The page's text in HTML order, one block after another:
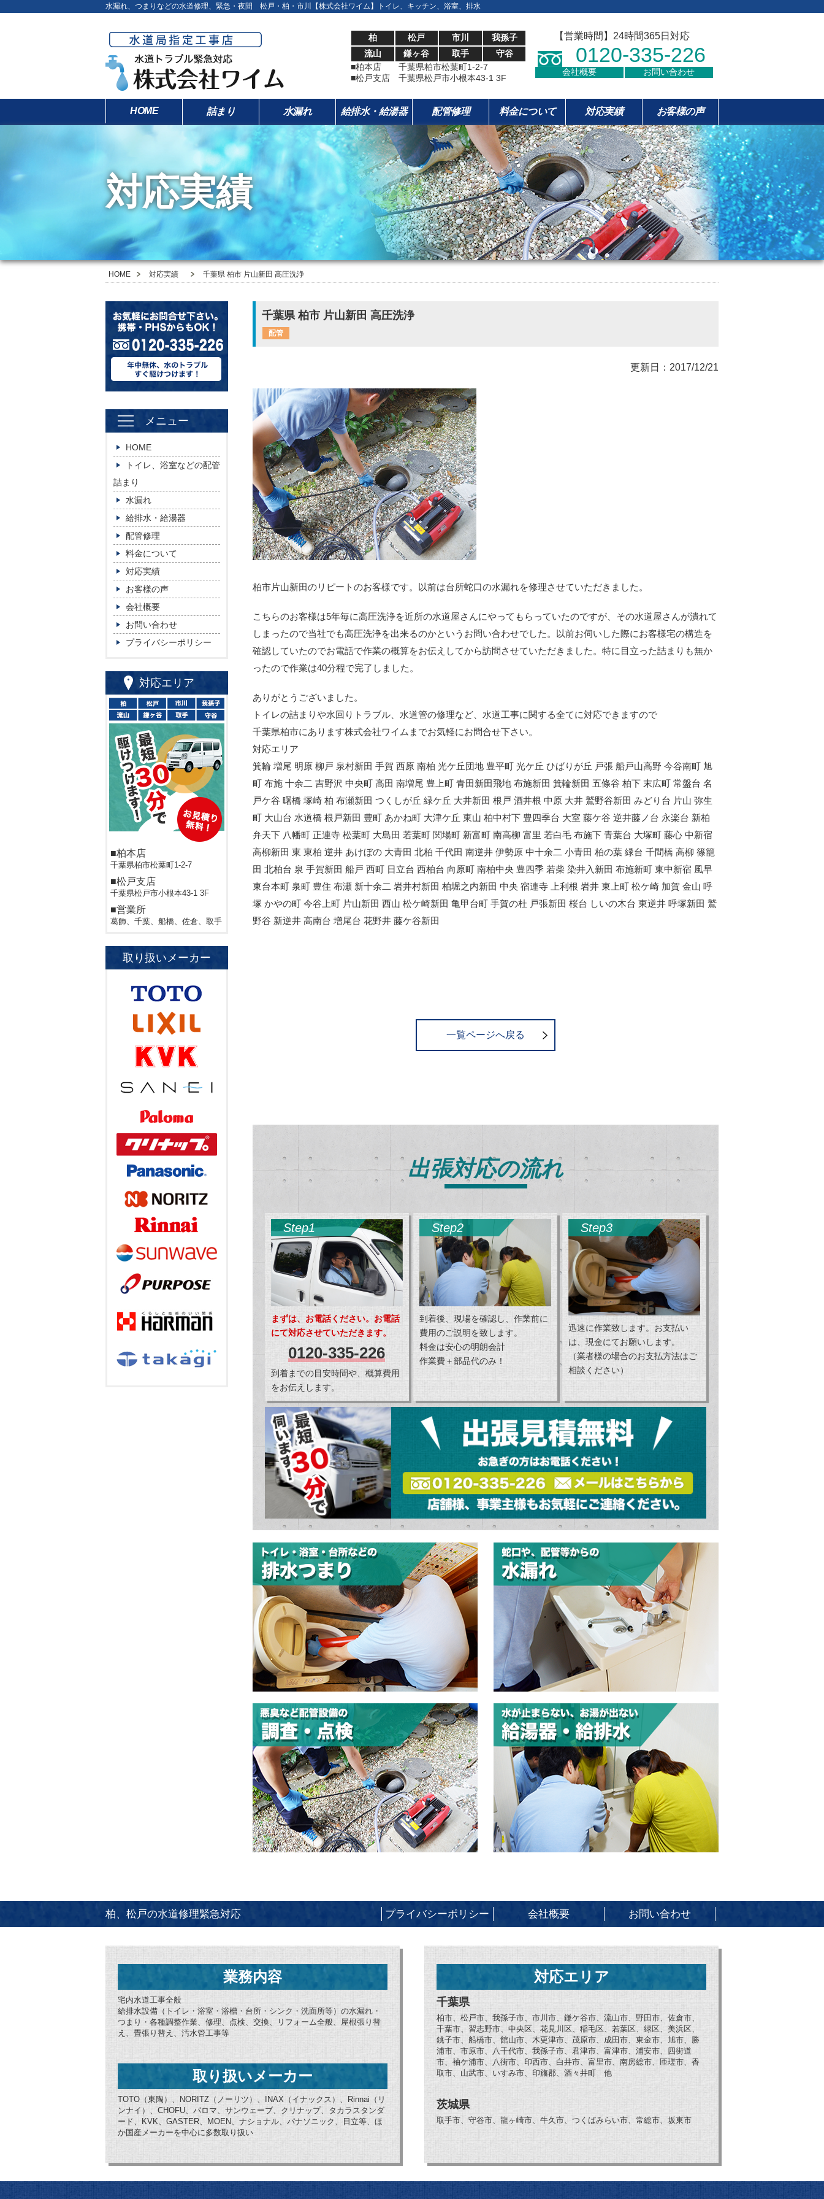
水漏れ、つまりなどの水道修理、緊急・夜間 松戸・柏・市川【株式会社ワイム】トイレ、キッチン、浴室、排水
柏 松戸 市川
我孫子
流山
鎌ヶ谷 取手
守谷
■柏本店 千葉県柏市松葉町1-2-7
■松戸支店 千葉県松戸市小根本43-1 3F
【営業時間】24時間365日対応
0120-335-226
会社概要 お問い合わせ
HOME 詰まり 水漏れ 給排水・給湯器 配管修理 料金について 対応実績 お客様の声
対応実績
HOME 対応実績 千葉県 柏市 片山新田 高圧洗浄
千葉県 柏市 片山新田 高圧洗浄
配管
更新日：2017/12/21
柏市片山新田のリピートのお客様です。以前は台所蛇口の水漏れを修理させていただきました。
こちらのお客様は5年毎に高圧洗浄を近所の水道屋さんにやってもらっていたのですが、その水道屋さんが潰れて
しまったので当社でも高圧洗浄を出来るのかというお問い合わせでした。以前お伺いした際にお客様宅の構造を
確認していたのでお電話で作業の概算をお伝えしてから訪問させていただきました。特に目立った詰まりも無か
ったので作業は40分程で完了しました。
ありがとうございました。
トイレの詰まりや水回りトラブル、水道管の修理など、水道工事に関する全てに対応できますので
千葉県柏市にあります株式会社ワイムまでお気軽にお問合せ下さい。
対応エリア
箕輪 増尾 明原 柳戸 泉村新田 手賀 西原 南柏 光ケ丘団地 豊平町 光ケ丘 ひばりが丘 戸張 船戸山高野 今谷南町 旭
町 布施 十余二 吉野沢 中央町 高田 南増尾 豊上町 青田新田飛地 布施新田 箕輪新田 五條谷 柏下 末広町 常盤台 名
戸ケ谷 曙橋 塚崎 柏 布瀬新田 つくしが丘 緑ケ丘 大井新田 根戸 酒井根 中原 大井 鷲野谷新田 みどり台 片山 弥生
町 大山台 水道橋 根戸新田 豊町 あかね町 大津ケ丘 東山 柏中村下 豊四季台 大室 藤ケ谷 逆井藤ノ台 永楽台 新柏
弁天下 八幡町 正連寺 松葉町 大島田 若葉町 関場町 新富町 南高柳 富里 若白毛 布施下 青葉台 大塚町 藤心 中新宿
高柳新田 東 東柏 逆井 あけぼの 大青田 北柏 千代田 南逆井 伊勢原 中十余二 小青田 柏の葉 緑台 千間橋 高柳 篠籠
田 北柏台 泉 手賀新田 船戸 西町 日立台 西柏台 向原町 南柏中央 豊四季 若柴 染井入新田 布施新町 東中新宿 風早
東台本町 泉町 豊住 布瀬 新十余二 岩井村新田 柏堀之内新田 中央 宿連寺 上利根 岩井 東上町 松ケ崎 加賀 金山 呼
塚 かやの町 今谷上町 片山新田 西山 松ケ崎新田 亀甲台町 手賀の杜 戸張新田 桜台 しいの木台 東逆井 呼塚新田 鷲
野谷 新逆井 高南台 増尾台 花野井 藤ケ谷新田
一覧ページへ戻る
出張対応の流れ
Step1
まずは、お電話ください。お電話
にて対応させていただきます。
0120-335-226
到着までの目安時間や、概算費用
をお伝えします。
Step2
到着後、現場を確認し、作業前に
費用のご説明を致します。
料金は安心の明朗会計
作業費＋部品代のみ！
Step3
迅速に作業致します。お支払い
は、現金にてお願いします。
（業者様の場合のお支払方法はご
相談ください）
メニュー
HOME
トイレ、浴室などの配管
詰まり
水漏れ
給排水・給湯器
配管修理
料金について
対応実績
お客様の声
会社概要
お問い合わせ
プライバシーポリシー
対応エリア
■柏本店
千葉県柏市松葉町1-2-7
■松戸支店
千葉県松戸市小根本43-1 3F
■営業所
葛飾、千葉、船橋、佐倉、取手
取り扱いメーカー
柏、松戸の水道修理緊急対応 プライバシーポリシー 会社概要 お問い合わせ
業務内容
宅内水道工事全般
給排水設備（トイレ・浴室・浴槽・台所・シンク・洗面所等）の水漏れ・
つまり・各種調整作業、修理、点検、交換、リフォーム全般、屋根張り替
え、畳張り替え、汚水管工事等
取り扱いメーカー
TOTO（東陶）、NORITZ（ノーリツ）、INAX（イナックス）、Rinnai（リ
ンナイ）、CHOFU、パロマ、サンウェーブ、クリナップ、タカラスタンダ
ード、KVK、GASTER、MOEN、ナショナル、パナソニック、日立等、ほ
か国産メーカーを中心に多数取り扱い
対応エリア
千葉県
柏市、松戸市、我孫子市、市川市、鎌ケ谷市、流山市、野田市、佐倉市、
千葉市、習志野市、中央区、花見川区、稲毛区、若葉区、緑区、美浜区、
銚子市、船橋市、館山市、木更津市、茂原市、成田市、東金市、旭市、勝
浦市、市原市、八千代市、我孫子市、君津市、富津市、浦安市、四街道
市、袖ケ浦市、八街市、印西市、白井市、富里市、南房総市、匝瑳市、香
取市、山武市、いすみ市、印旛郡、酒々井町 他
茨城県
取手市、守谷市、龍ヶ崎市、牛久市、つくばみらい市、常総市、坂東市